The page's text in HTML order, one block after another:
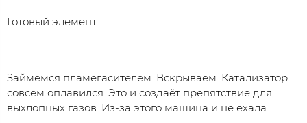
Готовый элемент
Займемся пламегасителем. Вскрываем. Катализатор
совсем оплавился. Это и создаёт препятствие для
выхлопных газов. Из-за этого машина и не ехала.